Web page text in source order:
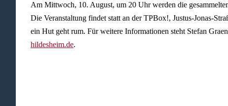
Am Mittwoch, 10. August, um 20 Uhr werden die
Die Veranstaltung findet statt an der TPBox!, Justus-Jonas-
ein Hut geht rum. Für weitere Informationen steht Stefan
hildesheim.de.